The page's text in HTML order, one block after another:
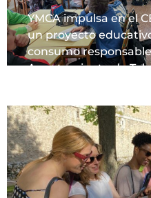
YMCA impulsa en el
un proyecto
consumo
Ayuntamiento de